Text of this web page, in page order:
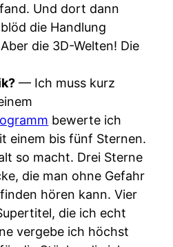
Und dort dann
die Handlung
die 3D-Welten! Die
— Ich muss kurz
bewerte ich
einem bis fünf Sternen.
so macht. Drei Sterne
die man ohne Gefahr
hören kann. Vier
die ich echt
vergebe ich höchst